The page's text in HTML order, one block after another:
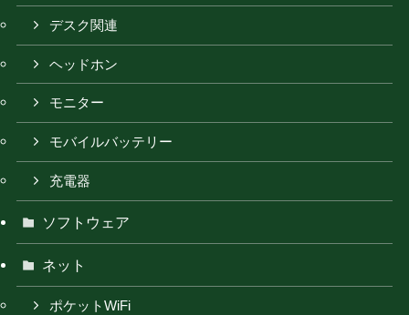
デスク関連
ヘッドホン
モニター
モバイルバッテリー
充電器
ソフトウェア
ネット
ポケットWiFi